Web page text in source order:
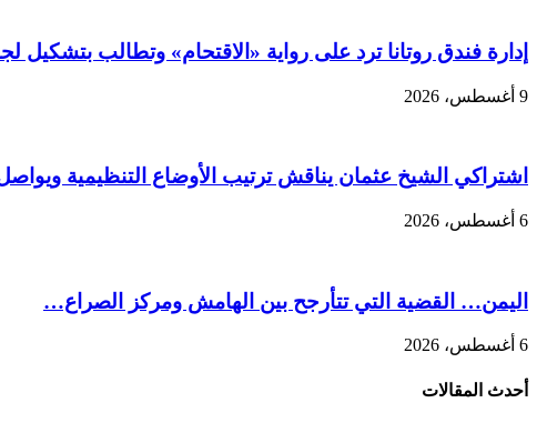
إدارة فندق روتانا ترد على رواية «الاقتحام» وتطالب
9 أغسطس، 2026
اشتراكي الشيخ عثمان يناقش ترتيب الأوضاع التنظيمية
6 أغسطس، 2026
اليمن… القضية التي تتأرجح بين الهامش ومركز الصراع…
6 أغسطس، 2026
أحدث المقالات